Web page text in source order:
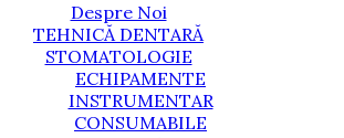
Despre Noi
TEHNICĂ DENTARĂ
STOMATOLOGIE
ECHIPAMENTE
INSTRUMENTAR
CONSUMABILE